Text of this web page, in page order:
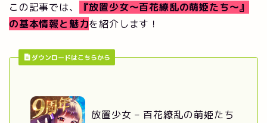
この記事では、
『放置少女～百花繚乱の萌姫たち～』
の基本情報と魅力を紹介します！
ダウンロードはこちらから
放置少女 – 百花繚乱の萌姫たち